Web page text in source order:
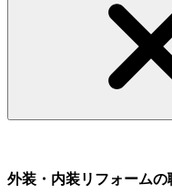
外装・内装リフォーム